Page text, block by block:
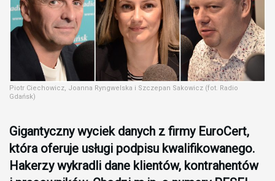
Piotr Ciechowicz, Joanna Ryngwelska i Szczepan Sakowicz (fot. Radio
Gdańsk)
Gigantyczny wyciek danych z firmy EuroCert,
która oferuje usługi podpisu kwalifikowanego.
Hakerzy wykradli dane klientów, kontrahentów